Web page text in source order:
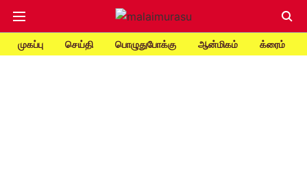
முகப்பு செய்தி பொழுதுபோக்கு ஆன்மிகம் க்ரைம்